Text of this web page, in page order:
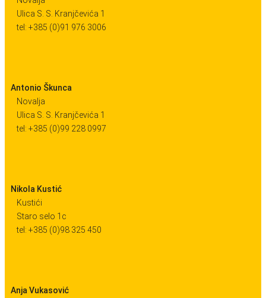
Ulica S. S. Kranjčevića 1
tel: +385 (0)91 976 3006
Antonio Škunca
Novalja
Ulica S. S. Kranjčevića 1
tel: +385 (0)99 228 0997
Nikola Kustić
Kustići
Staro selo 1c
tel: +385 (0)98 325 450
Anja Vukasović